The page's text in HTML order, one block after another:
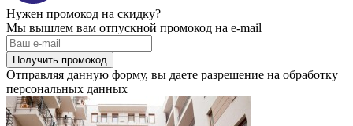
Нужен промокод на скидку?
Мы вышлем вам отпускной промокод на e-mail
Получить промокод
Отправляя данную форму, вы даете разрешение на обработку
персональных данных